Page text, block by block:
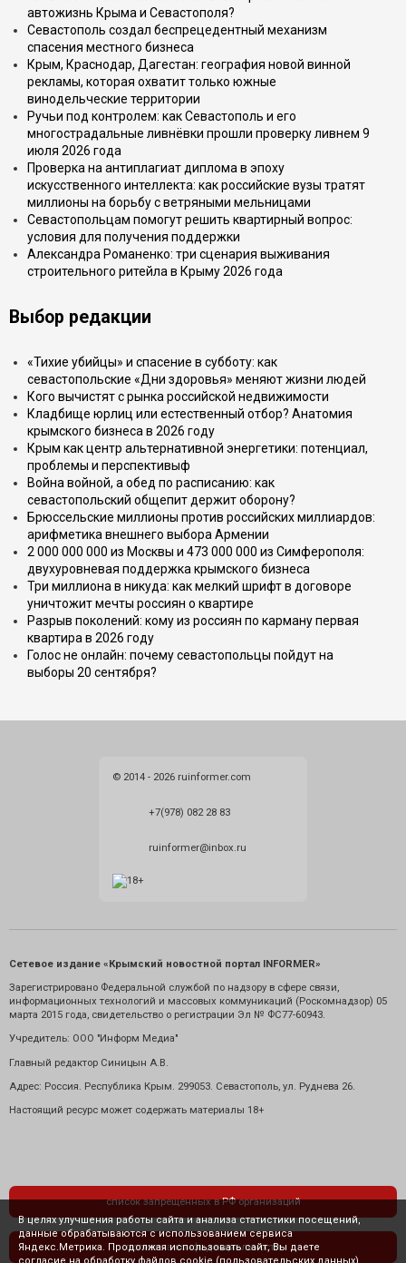
автожизнь Крыма и Севастополя?
Севастополь создал беспрецедентный механизм
спасения местного бизнеса
Крым, Краснодар, Дагестан: география новой винной
рекламы, которая охватит только южные
винодельческие территории
Ручьи под контролем: как Севастополь и его
многострадальные ливнёвки прошли проверку ливнем 9
июля 2026 года
Проверка на антиплагиат диплома в эпоху
искусственного интеллекта: как российские вузы тратят
миллионы на борьбу с ветряными мельницами
Севастопольцам помогут решить квартирный вопрос:
условия для получения поддержки
Александра Романенко: три сценария выживания
строительного ритейла в Крыму 2026 года
Выбор редакции
«Тихие убийцы» и спасение в субботу: как
севастопольские «Дни здоровья» меняют жизни людей
Кого вычистят с рынка российской недвижимости
Кладбище юрлиц или естественный отбор? Анатомия
крымского бизнеса в 2026 году
Крым как центр альтернативной энергетики: потенциал,
проблемы и перспективыф
Война войной, а обед по расписанию: как
севастопольский общепит держит оборону?
Брюссельские миллионы против российских миллиардов:
арифметика внешнего выбора Армении
2 000 000 000 из Москвы и 473 000 000 из Симферополя:
двухуровневая поддержка крымского бизнеса
Три миллиона в никуда: как мелкий шрифт в договоре
уничтожит мечты россиян о квартире
Разрыв поколений: кому из россиян по карману первая
квартира в 2026 году
Голос не онлайн: почему севастопольцы пойдут на
выборы 20 сентября?
© 2014 - 2026 ruinformer.com
+7(978) 082 28 83
ruinformer@inbox.ru
Сетевое издание «Крымский новостной портал INFORMER»
Зарегистрировано Федеральной службой по надзору в сфере связи,
информационных технологий и массовых коммуникаций (Роскомнадзор) 05
марта 2015 года, свидетельство о регистрации Эл № ФС77-60943.
Учредитель: ООО "Информ Медиа"
Главный редактор Синицын А.В.
Адрес: Россия. Республика Крым. 299053. Севастополь, ул. Руднева 26.
Настоящий ресурс может содержать материалы 18+
список запрещенных в РФ организаций
политика конфиденциальности
В целях улучшения работы сайта и анализа статистики посещений,
данные обрабатываются с использованием сервиса
Яндекс.Метрика. Продолжая использовать сайт, Вы даете
согласие на обработку файлов cookie (пользовательских данных),